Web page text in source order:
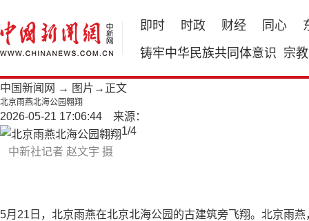
即时 时政 财经 同心
铸牢中华民族共同体意识 宗教
中国新闻网 → 图片 →正文
北京雨燕北海公园翱翔
2026-05-21 17:06:44 来源：
中新社记者 赵文宇 摄
1/4
5月21日，北京雨燕在北京北海公园的古建筑旁飞翔。北京雨